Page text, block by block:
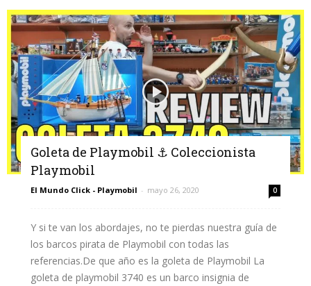
Goleta de Playmobil ⚓ Coleccionista
Playmobil
El Mundo Click - Playmobil - mayo 26, 2020 0
Y si te van los abordajes, no te pierdas nuestra guía de
los barcos pirata de Playmobil con todas las
referencias.De que año es la goleta de Playmobil La
goleta de playmobil 3740 es un barco insignia de